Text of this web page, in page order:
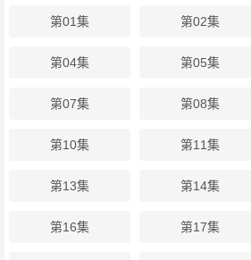
第01集 第02集
第04集 第05集
第07集 第08集
第10集 第11集
第13集 第14集
第16集 第17集